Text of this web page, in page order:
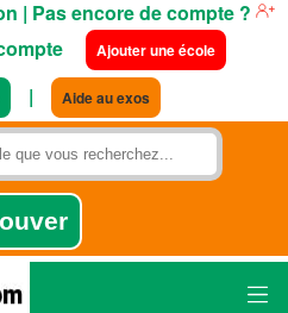
| Pas encore de compte ?
Ajouter une école
| Aide au exos